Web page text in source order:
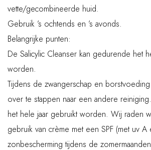
vette/gecombineerde huid.
Gebruik ’s ochtends en ’s avonds.
Belangrijke punten:
De Salicylic Cleanser kan gedurende het
worden.
Tijdens de zwangerschap en
over te stappen naar een andere
het hele jaar gebruikt worden. Wij raden
gebruik van crème met een SPF (met uv A
zonbescherming tijdens de